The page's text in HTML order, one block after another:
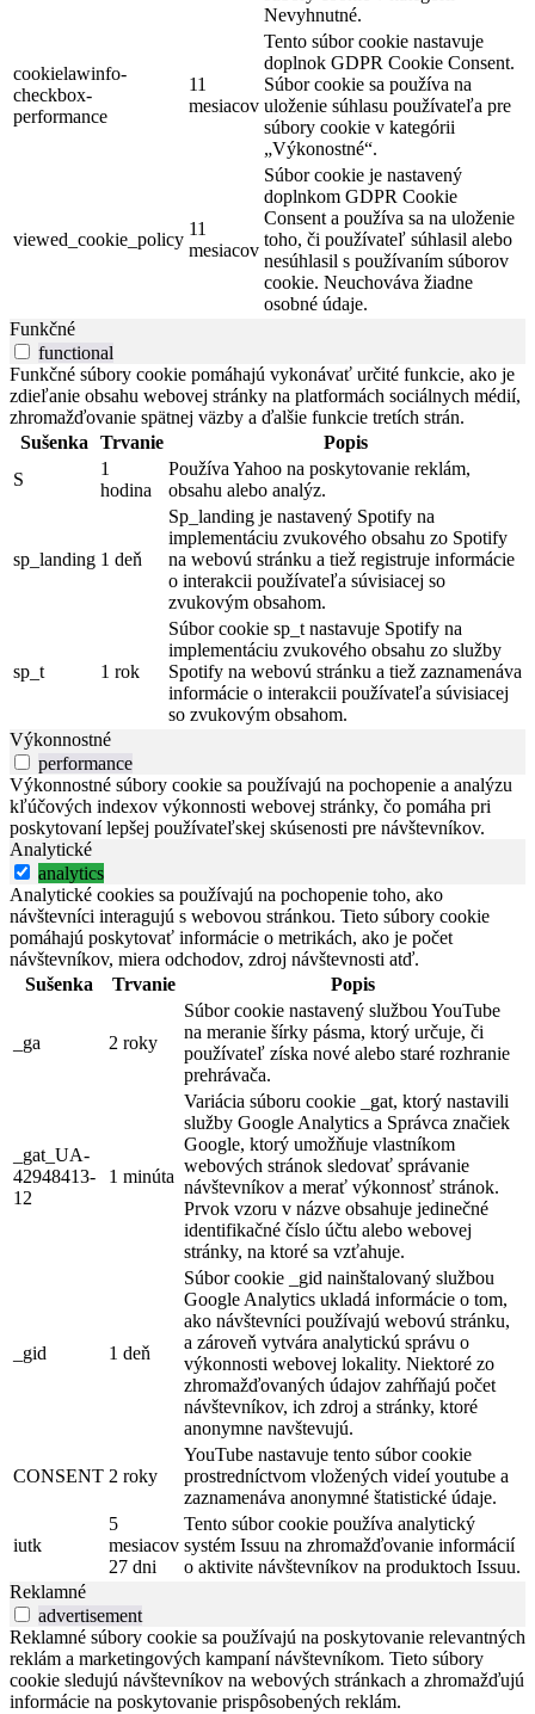
Nevyhnutné.
cookielawinfo-
checkbox-
performance
11
mesiacov
Tento súbor cookie nastavuje
doplnok GDPR Cookie Consent.
Súbor cookie sa používa na
uloženie súhlasu používateľa pre
súbory cookie v kategórii
„Výkonostné“.
viewed_cookie_policy
11
mesiacov
Súbor cookie je nastavený
doplnkom GDPR Cookie
Consent a používa sa na uloženie
toho, či používateľ súhlasil alebo
nesúhlasil s používaním súborov
cookie. Neuchováva žiadne
osobné údaje.
Funkčné
functional
Funkčné súbory cookie pomáhajú vykonávať určité funkcie, ako je
zdieľanie obsahu webovej stránky na platformách sociálnych médií,
zhromažďovanie spätnej väzby a ďalšie funkcie tretích strán.
Sušenka
Trvanie
Popis
S
1
hodina
Používa Yahoo na poskytovanie reklám,
obsahu alebo analýz.
sp_landing 1 deň
Sp_landing je nastavený Spotify na
implementáciu zvukového obsahu zo Spotify
na webovú stránku a tiež registruje informácie
o interakcii používateľa súvisiacej so
zvukovým obsahom.
sp_t 1 rok
Súbor cookie sp_t nastavuje Spotify na
implementáciu zvukového obsahu zo služby
Spotify na webovú stránku a tiež zaznamenáva
informácie o interakcii používateľa súvisiacej
so zvukovým obsahom.
Výkonnostné
performance
Výkonnostné súbory cookie sa používajú na pochopenie a analýzu
kľúčových indexov výkonnosti webovej stránky, čo pomáha pri
poskytovaní lepšej používateľskej skúsenosti pre návštevníkov.
Analytické
analytics
Analytické cookies sa používajú na pochopenie toho, ako
návštevníci interagujú s webovou stránkou. Tieto súbory cookie
pomáhajú poskytovať informácie o metrikách, ako je počet
návštevníkov, miera odchodov, zdroj návštevnosti atď.
Sušenka
Trvanie Popis
_ga 2 roky
Súbor cookie nastavený službou YouTube
na meranie šírky pásma, ktorý určuje, či
používateľ získa nové alebo staré rozhranie
prehrávača.
_gat_UA-
42948413-
12
1 minúta
Variácia súboru cookie _gat, ktorý nastavili
služby Google Analytics a Správca značiek
Google, ktorý umožňuje vlastníkom
webových stránok sledovať správanie
návštevníkov a merať výkonnosť stránok.
Prvok vzoru v názve obsahuje jedinečné
identifikačné číslo účtu alebo webovej
stránky, na ktoré sa vzťahuje.
_gid 1 deň
Súbor cookie _gid nainštalovaný službou
Google Analytics ukladá informácie o tom,
ako návštevníci používajú webovú stránku,
a zároveň vytvára analytickú správu o
výkonnosti webovej lokality. Niektoré zo
zhromažďovaných údajov zahŕňajú počet
návštevníkov, ich zdroj a stránky, ktoré
anonymne navštevujú.
CONSENT 2 roky
YouTube nastavuje tento súbor cookie
prostredníctvom vložených videí youtube a
zaznamenáva anonymné štatistické údaje.
iutk
5
mesiacov
27 dni
Tento súbor cookie používa analytický
systém Issuu na zhromažďovanie informácií
o aktivite návštevníkov na produktoch Issuu.
Reklamné
advertisement
Reklamné súbory cookie sa používajú na poskytovanie relevantných
reklám a marketingových kampaní návštevníkom. Tieto súbory
cookie sledujú návštevníkov na webových stránkach a zhromažďujú
informácie na poskytovanie prispôsobených reklám.